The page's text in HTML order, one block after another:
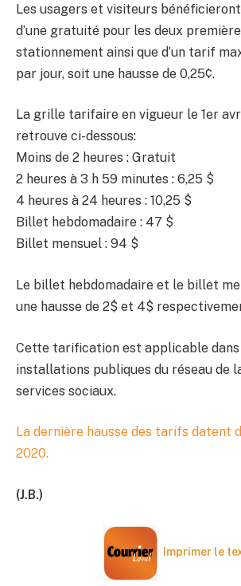
Les usagers et visiteurs
d’une gratuité pour les deux
stationnement ainsi que d’un tarif
par jour, soit une hausse de 0,25¢.
La grille tarifaire en vigueur le 1er
retrouve ci-dessous:
Moins de 2 heures : Gratuit
2 heures à 3 h 59 minutes : 6,25 $
4 heures à 24 heures : 10,25 $
Billet hebdomadaire : 47 $
Billet mensuel : 94 $
Le billet hebdomadaire et le billet
une hausse de 2$ et 4$
Cette tarification est applicable
installations publiques du réseau de
services sociaux.
La dernière hausse des tarifs datent
2020.
(J.B.)
Imprimer le